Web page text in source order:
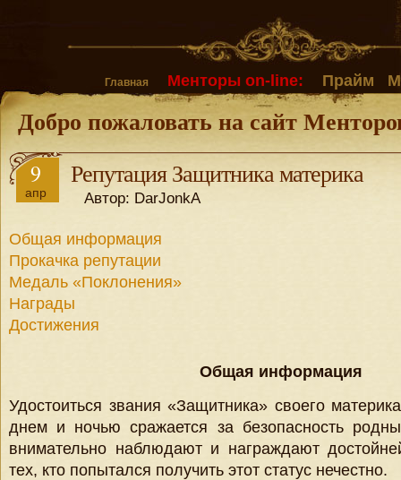
Главная Менторы on-line: Прайм
Добро пожаловать на сайт
9
апр
Репутация Защитника материка
Автор: DarJonkA
Общая информация
Прокачка репутации
Медаль «Поклонения»
Награды
Достижения
Общая информация
Удостоиться звания «Защитника» своего
днем и ночью сражается за безопасность
внимательно наблюдают и награждают
тех, кто попытался получить этот статус нечестно.